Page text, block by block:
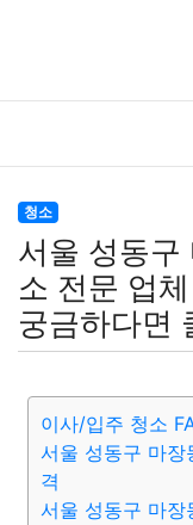
청소
서울 성동구
소 전문 업
궁금하다면
이사/입주 청소
서울 성동구 마장
격
서울 성동구 마장